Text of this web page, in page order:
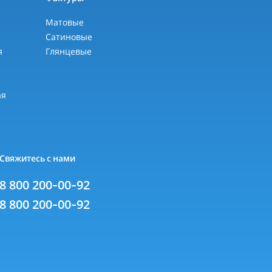
Матовые
Сатиновые
Глянцевые
Свяжитесь с нами
8 800 200-00-92
8 800 200-00-92